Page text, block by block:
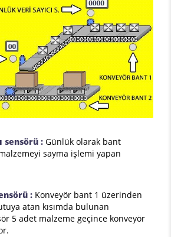
sensörü : Günlük olarak bant
sayma işlemi yapan
: Konveyör bant 1 üzerinden
atan kısımda bulunan
5 adet malzeme geçince konveyör